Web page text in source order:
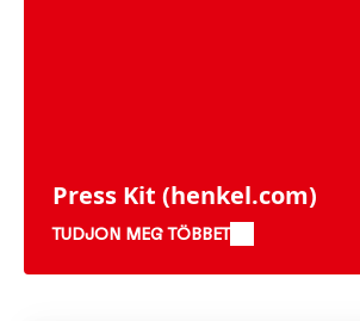
Press Kit (henkel.com)
TUDJON MEG TÖBBET